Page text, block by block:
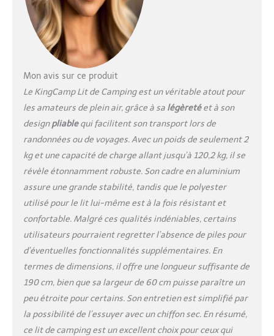
plusieurs reprises! Que
ce soit à la plage, en
camping avec les
Gagnant du prix de
design industriel
mondialement reconnu
Compasso D’oro. Grâce à
la conception
intelligente et de haute
qualité, ce lit de camp
satisfera toutes vos
exigences. Taille: 190 ×
64 × 12 cm - Taille
emballée: 36 × 13 × 13
de chargement: 120 kg.
Mon avis sur ce produit
Le KingCamp Lit de Camping est un véritable atout pour
les amateurs de plein air, grâce à sa légèretéet à son
designpliablequi facilitent son transport lors de
randonnées ou de voyages. Avec un poids de seulement 2
kg et une capacité de charge allant jusqu’à 120,2 kg, il se
révèle étonnamment robuste. Son cadre en aluminium
assure une grande stabilité, tandis que le polyester
utilisé pour le lit lui-même est à la fois résistant et
confortable. Malgré ces qualités indéniables, certains
utilisateurs pourraient regretter l’absence de piles pour
d’éventuelles fonctionnalités supplémentaires. En
termes de dimensions, il offre une longueur suffisante de
190 cm, bien que sa largeur de 60 cm puisse paraître un
peu étroite pour certains. Son entretien est simplifié par
la possibilité de l’essuyer avec un chiffon sec. En résumé,
ce lit de camping est un excellent choix pour ceux qui